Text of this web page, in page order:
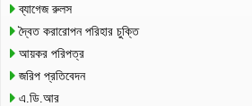
ব্যাগেজ রুলস
দ্বৈত করারোপন পরিহার চুক্তি
আয়কর পরিপত্র
জরিপ প্রতিবেদন
এ.ডি.আর